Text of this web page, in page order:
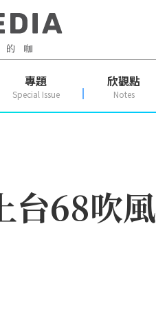
專題
Special Issue
欣觀點
Notes
台68吹風